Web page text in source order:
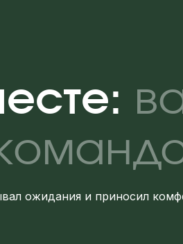
ожидания и приносил